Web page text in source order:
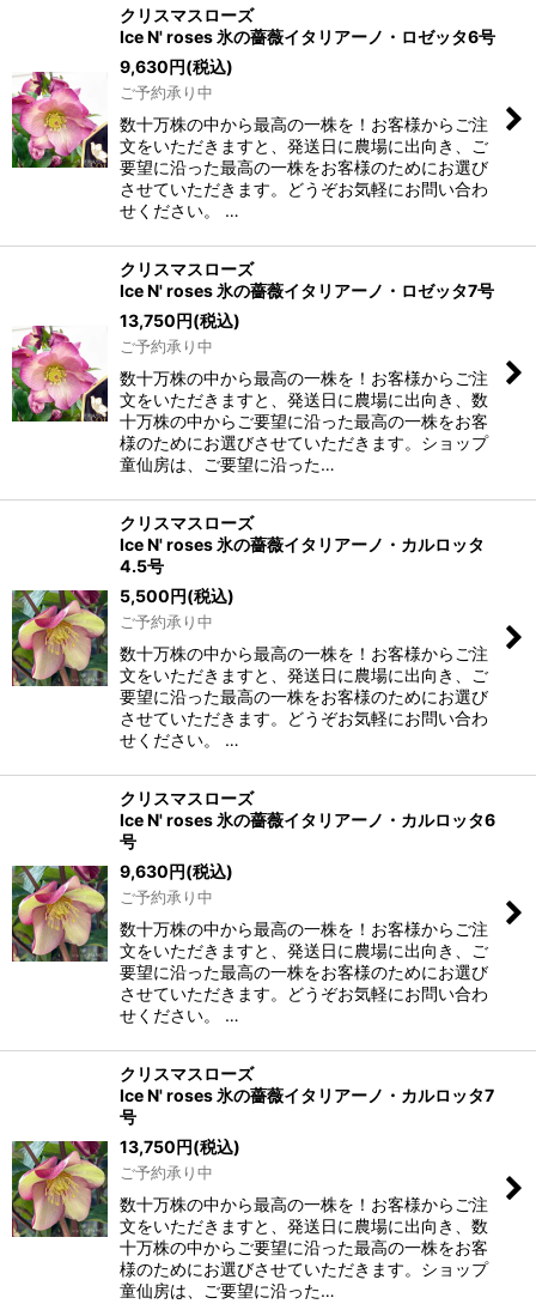
クリスマスローズ
Ice N' roses 氷の薔薇イタリアーノ・ロゼッタ6号
9,630円(税込)
ご予約承り中
数十万株の中から最高の一株を！お客様からご注
文をいただきますと、発送日に農場に出向き、ご
要望に沿った最高の一株をお客様のためにお選び
させていただきます。どうぞお気軽にお問い合わ
せください。 …
クリスマスローズ
Ice N' roses 氷の薔薇イタリアーノ・ロゼッタ7号
13,750円(税込)
ご予約承り中
数十万株の中から最高の一株を！お客様からご注
文をいただきますと、発送日に農場に出向き、数
十万株の中からご要望に沿った最高の一株をお客
様のためにお選びさせていただきます。ショップ
童仙房は、ご要望に沿った…
クリスマスローズ
Ice N' roses 氷の薔薇イタリアーノ・カルロッタ
4.5号
5,500円(税込)
ご予約承り中
数十万株の中から最高の一株を！お客様からご注
文をいただきますと、発送日に農場に出向き、ご
要望に沿った最高の一株をお客様のためにお選び
させていただきます。どうぞお気軽にお問い合わ
せください。 …
クリスマスローズ
Ice N' roses 氷の薔薇イタリアーノ・カルロッタ6
号
9,630円(税込)
ご予約承り中
数十万株の中から最高の一株を！お客様からご注
文をいただきますと、発送日に農場に出向き、ご
要望に沿った最高の一株をお客様のためにお選び
させていただきます。どうぞお気軽にお問い合わ
せください。 …
クリスマスローズ
Ice N' roses 氷の薔薇イタリアーノ・カルロッタ7
号
13,750円(税込)
ご予約承り中
数十万株の中から最高の一株を！お客様からご注
文をいただきますと、発送日に農場に出向き、数
十万株の中からご要望に沿った最高の一株をお客
様のためにお選びさせていただきます。ショップ
童仙房は、ご要望に沿った…